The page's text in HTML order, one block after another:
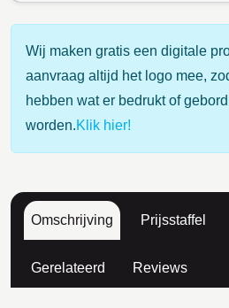
Wij maken gratis een digitale
aanvraag altijd het logo mee,
hebben wat er bedrukt of
worden.Klik hier!
Omschrijving Prijsstaffel
Gerelateerd Reviews